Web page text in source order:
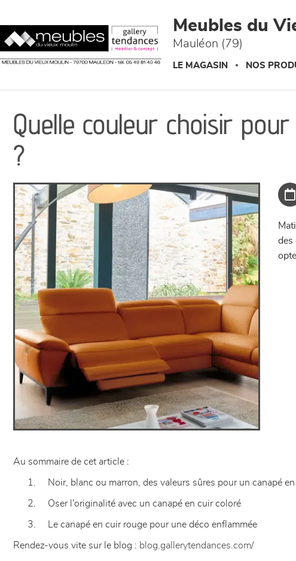
Meubles du
Mauléon (79)
LE MAGASIN NOS
Quelle couleur choisir
?
des
Au sommaire de cet article :
1. Noir, blanc ou marron, des valeurs sûres pour un canapé
2. Oser l'originalité avec un canapé en cuir coloré
3. Le canapé en cuir rouge pour une déco enflammée
Rendez-vous vite sur le blog : blog.gallerytendances.com/